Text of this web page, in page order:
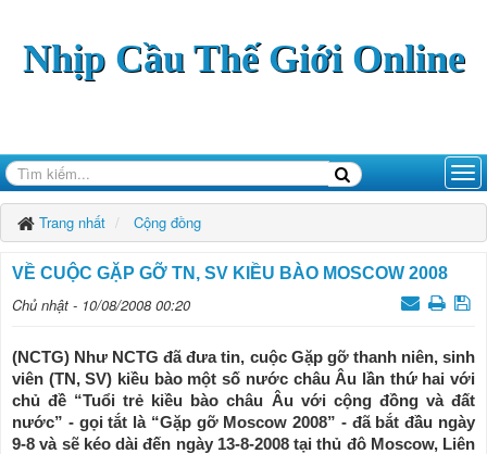
Nhịp Cầu Thế Giới Online
Trang nhất Cộng đồng
VỀ CUỘC GẶP GỠ TN, SV KIỀU BÀO MOSCOW 2008
Chủ nhật - 10/08/2008 00:20
(NCTG) Như NCTG đã đưa tin, cuộc Gặp gỡ thanh niên, sinh
viên (TN, SV) kiều bào một số nước châu Âu lần thứ hai với
chủ đề “Tuổi trẻ kiều bào châu Âu với cộng đồng và đất
nước” - gọi tắt là “Gặp gỡ Moscow 2008” - đã bắt đầu ngày
9-8 và sẽ kéo dài đến ngày 13-8-2008 tại thủ đô Moscow, Liên